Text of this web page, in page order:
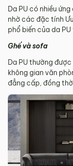
Da PU có nhiều
nhờ các đặc tính
phổ biến của da
Ghế và sofa
Da PU thường
không gian văn
đẳng cấp, đồng